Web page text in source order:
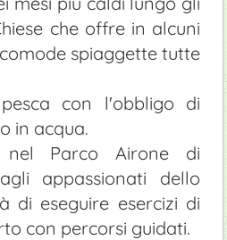
che offre in alcuni
spiaggette tutte
con l'obbligo di
in acqua.
nel Parco Airone di
appassionati dello
di eseguire esercizi di
con percorsi guidati.